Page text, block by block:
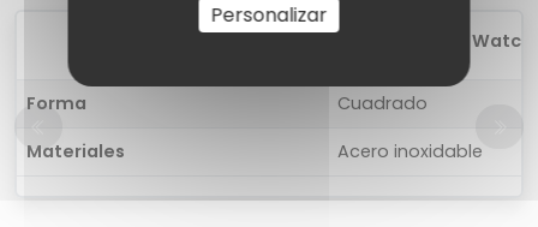
Xiaomi Mi Watch
Forma
Cuadrado
Materiales
Acero inoxidable
Personalizar